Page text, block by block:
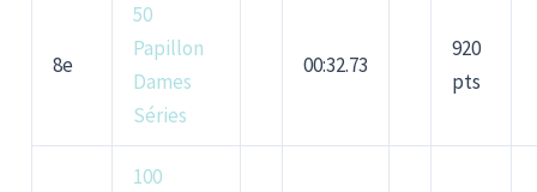
8e
50
Papillon
Dames
Séries
00:32.73
920
pts
100